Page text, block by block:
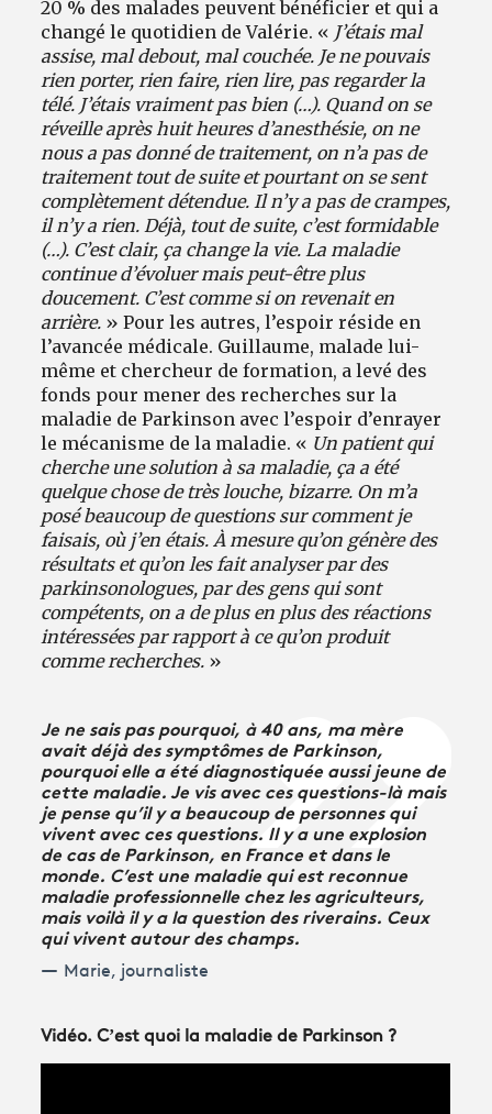
20 % des malades peuvent bénéficier et qui a
changé le quotidien de Valérie. « J’étais mal
assise, mal debout, mal couchée. Je ne pouvais
rien porter, rien faire, rien lire, pas regarder la
télé. J’étais vraiment pas bien (…). Quand on se
réveille après huit heures d’anesthésie, on ne
nous a pas donné de traitement, on n’a pas de
traitement tout de suite et pourtant on se sent
complètement détendue. Il n’y a pas de crampes,
il n’y a rien. Déjà, tout de suite, c’est formidable
(…). C’est clair, ça change la vie. La maladie
continue d’évoluer mais peut-être plus
doucement. C’est comme si on revenait en
arrière. » Pour les autres, l’espoir réside en
l’avancée médicale. Guillaume, malade lui-
même et chercheur de formation, a levé des
fonds pour mener des recherches sur la
maladie de Parkinson avec l’espoir d’enrayer
le mécanisme de la maladie. « Un patient qui
cherche une solution à sa maladie, ça a été
quelque chose de très louche, bizarre. On m’a
posé beaucoup de questions sur comment je
faisais, où j’en étais. À mesure qu’on génère des
résultats et qu’on les fait analyser par des
parkinsonologues, par des gens qui sont
compétents, on a de plus en plus des réactions
intéressées par rapport à ce qu’on produit
comme recherches. »
Je ne sais pas pourquoi, à 40 ans, ma mère
avait déjà des symptômes de Parkinson,
pourquoi elle a été diagnostiquée aussi jeune de
cette maladie. Je vis avec ces questions-là mais
je pense qu’il y a beaucoup de personnes qui
vivent avec ces questions. Il y a une explosion
de cas de Parkinson, en France et dans le
monde. C’est une maladie qui est reconnue
maladie professionnelle chez les agriculteurs,
mais voilà il y a la question des riverains. Ceux
qui vivent autour des champs.
Marie, journaliste
Vidéo. C’est quoi la maladie de Parkinson ?